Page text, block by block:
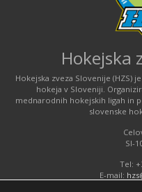
Hokejska
Hokejska zveza Slovenije (HZS)
hokeja v Sloveniji.
mednarodnih hokejskih ligah in
slovenske
SI-
Tel:
E-mail: